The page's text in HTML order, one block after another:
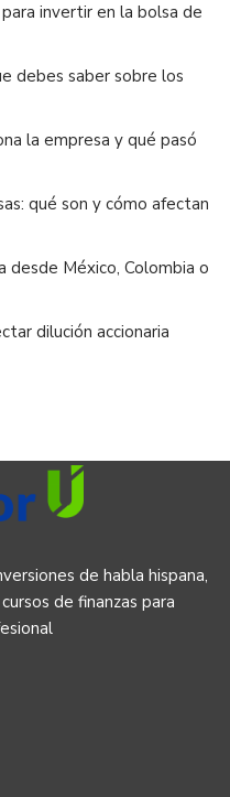
invertir en la bolsa de
debes saber sobre los
la empresa y qué pasó
qué son y cómo afectan
desde México, Colombia o
dilución accionaria
de habla hispana,
de finanzas para